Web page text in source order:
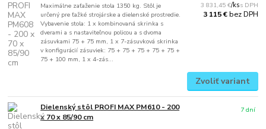
Maximálne zaťaženie stola 1350 kg. Stôl je
určený pre ťažké strojárske a dielenské prostredie.
Vybavenie stola: 1 x kombinovaná skrinka s
dverami a s nastaviteľnou policou a s dvoma
zásuvkami 75 + 75 mm, 1 x 7-zásuvková skrinka
v konfigurácií zásuviek: 75 + 75 + 75 + 75 + 75 +
75 + 100 mm, 1 x 4-zás...
3 831,45 €/ks
3 115 €bez DPH
Zvoliť variant
Dielenský stôl PROFI MAX PM610 - 200
x 70 x 85/90 cm
7 dní